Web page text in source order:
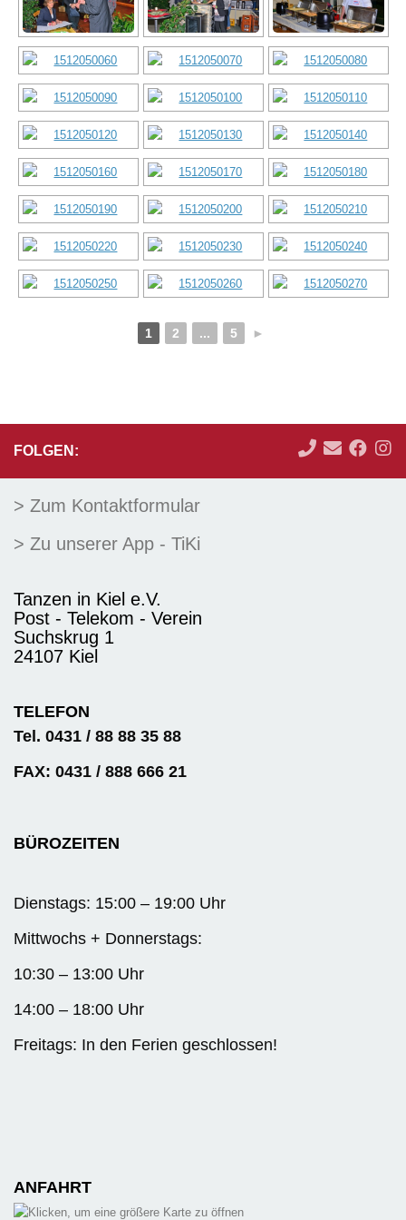
1 2 ... 5 ►
FOLGEN:
> Zum Kontaktformular
> Zu unserer App - TiKi
Tanzen in Kiel e.V.
Post - Telekom - Verein
Suchskrug 1
24107 Kiel
TELEFON
Tel. 0431 / 88 88 35 88
FAX: 0431 / 888 666 21
BÜROZEITEN
Dienstags: 15:00 – 19:00 Uhr
Mittwochs + Donnerstags:
10:30 – 13:00 Uhr
14:00 – 18:00 Uhr
Freitags: In den Ferien geschlossen!
ANFAHRT